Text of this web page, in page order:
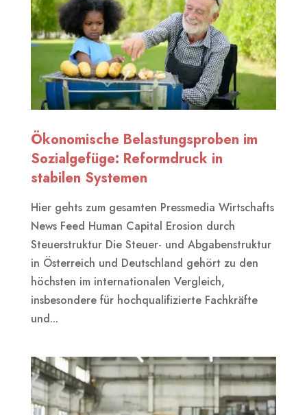
Ökonomische Belastungsproben im
Sozialgefüge: Reformdruck in
stabilen Systemen
Hier gehts zum gesamten Pressmedia Wirtschafts
News Feed Human Capital Erosion durch
Steuerstruktur Die Steuer- und Abgabenstruktur
in Österreich und Deutschland gehört zu den
höchsten im internationalen Vergleich,
insbesondere für hochqualifizierte Fachkräfte
und...